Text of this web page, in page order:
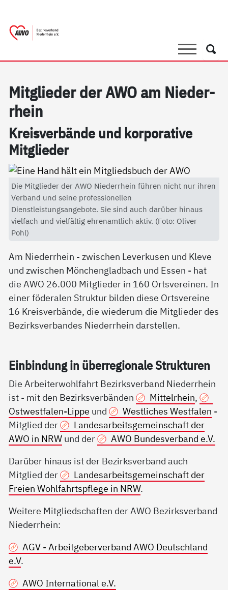
SucheSuche
Mit­g­lie­der der AWO am Nie­der­
r­hein
Kreis­ver­bän­de und kor­po­ra­ti­ve
Mit­g­lie­der
Die Mitglieder der AWO Niederrhein führen nicht nur ihren
Verband und seine professionellen
Dienstleistungsangebote. Sie sind auch darüber hinaus
vielfach und vielfältig ehrenamtlich aktiv. (Foto: Oliver
Pohl)
Am Niederrhein - zwischen Leverkusen und Kleve
und zwischen Mönchengladbach und Essen - hat
die AWO 26.000 Mitglieder in 160 Ortsvereinen. In
einer föderalen Struktur bilden diese Ortsvereine
16 Kreisverbände, die wiederum die Mitglieder des
Bezirksverbandes Niederrhein darstellen.
Ein­bin­dung in über­re­gio­na­le Struk­tu­ren
Die Arbeiterwohlfahrt Bezirksverband Niederrhein
ist - mit den Bezirksverbänden
Mittelrhein,
Ostwestfalen-Lippe und Westliches Westfalen -
Mitglied der
Landesarbeitsgemeinschaft der
AWO in NRW und der
AWO Bundesverband e.V.
Darüber hinaus ist der Bezirksverband auch
Mitglied der
Landesarbeitsgemeinschaft der
Freien Wohlfahrtspflege in NRW.
Weitere Mitgliedschaften der AWO Bezirksverband
Niederrhein:
AGV - Arbeitgeberverband AWO Deutschland
e.V.
AWO International e.V.